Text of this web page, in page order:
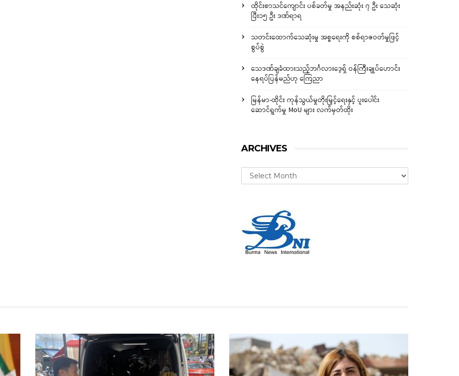
ထိုင်းစာသင်ကျောင်း ပစ်ခတ်မှု အနည်းဆုံး ၇ ဦး သေဆုံး
ပြီး၁၅ ဦး ဒဏ်ရာရ
သတင်းထောက်သေဆုံးမှု အစ္စရေးကို စစ်ရာဇဝတ်မှုဖြင့်
စွပ်စွဲ
သေဒဏ်ချခံထားသည့်ဘင်္ဂလားဒေ့ရှ် ဝန်ကြီးချုပ်ဟောင်း
နေရပ်ပြန်မည်ဟု ကြေညာ
မြန်မာ-ထိုင်း ကုန်သွယ်မှုတိုးမြှင့်ရေးနှင့် ပူးပေါင်း
ဆောင်ရွက်မှု MoU များ လက်မှတ်ထိုး
ARCHIVES